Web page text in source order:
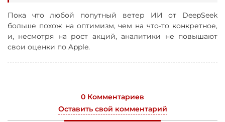
Пока что любой попутный ветер ИИ от DeepSeek
больше похож на оптимизм, чем на что-то конкретное,
и, несмотря на рост акций, аналитики не повышают
свои оценки по Apple.
0 Комментариев
Оставить свой комментарий